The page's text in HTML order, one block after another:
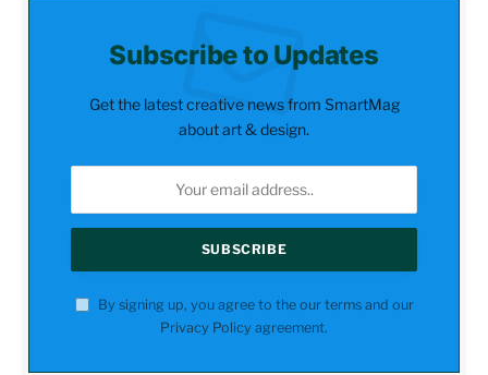
Subscribe to Updates
Get the latest creative news from SmartMag
about art & design.
By signing up, you agree to the our terms and our
Privacy Policy agreement.